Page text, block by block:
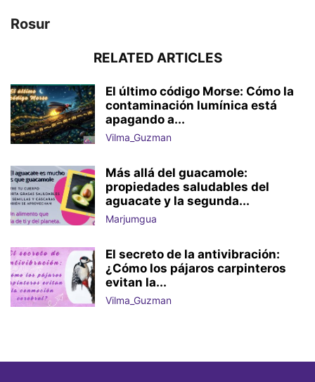
Rosur
RELATED ARTICLES
El último código Morse: Cómo la
contaminación lumínica está
apagando a...
Vilma_Guzman
Más allá del guacamole:
propiedades saludables del
aguacate y la segunda...
Marjumgua
El secreto de la antivibración:
¿Cómo los pájaros carpinteros
evitan la...
Vilma_Guzman